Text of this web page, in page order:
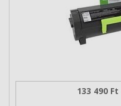
133 490 Ft